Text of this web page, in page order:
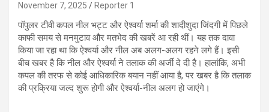
November 7, 2025 Reporter 1
पॉपुलर टीवी कपल नील भट्ट और ऐश्वर्या शर्मा की शादीशुदा जिंदगी में पिछले
काफी समय से मनमुटाव और मतभेद की खबरें आ रही थीं। यह तक दावा
किया जा रहा था कि ऐश्वर्या और नील अब अलग-अलग रहने लगे हैं। इसी
बीच खबर है कि नील और ऐश्वर्या ने तलाक की अर्जी दे दी है। हालांकि, अभी
कपल की तरफ से कोई आधिकारिक बयान नहीं आया है, पर खबर है कि तलाक
की प्रक्रिया जल्द शुरू होगी और ऐश्वर्या-नील अलग हो जाएंगे।